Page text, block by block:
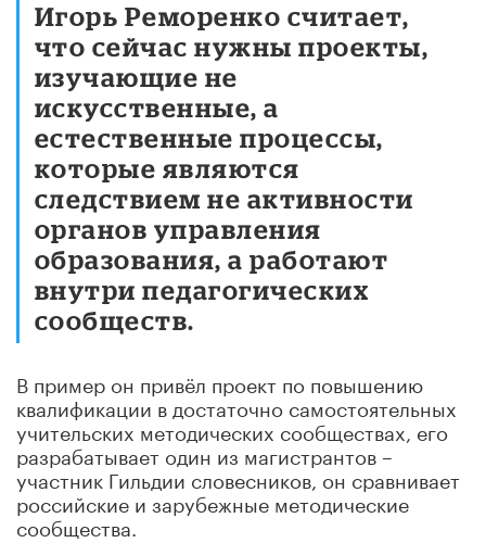
Игорь Реморенко считает,
что сейчас нужны проекты,
изучающие не
искусственные, а
естественные процессы,
которые являются
следствием не активности
органов управления
образования, а работают
внутри педагогических
сообществ.
В пример он привёл проект по повышению
квалификации в достаточно самостоятельных
учительских методических сообществах, его
разрабатывает один из магистрантов –
участник Гильдии словесников, он сравнивает
российские и зарубежные методические
сообщества.